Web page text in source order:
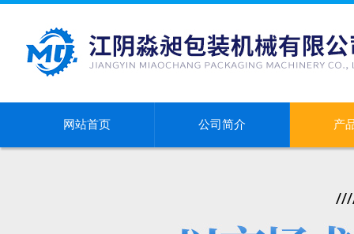
网站首页 公司简介 产